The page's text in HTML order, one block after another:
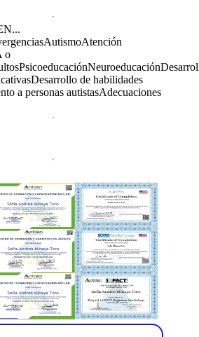
AutismoAtención
o
PsicoeducaciónNeuroeducación
Desarrollo de habilidades
a personas autistasAdecuaciones